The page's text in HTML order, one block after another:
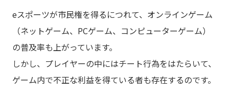
eスポーツが市民権を得るにつれて、オンラインゲーム
（ネットゲーム、PCゲーム、コンピューターゲーム）
の普及率も上がっています。
しかし、プレイヤーの中にはチート行為をはたらいて、
ゲーム内で不正な利益を得ている者も存在するのです。